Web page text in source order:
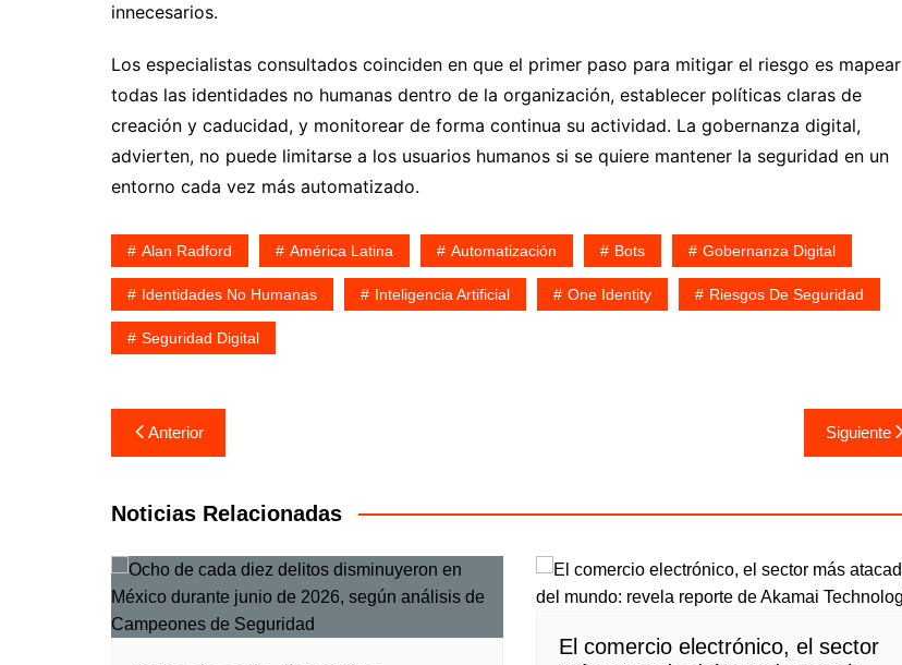
innecesarios.
Los especialistas consultados coinciden en que el primer paso para mitigar el riesgo es mapear
todas las identidades no humanas dentro de la organización, establecer políticas claras de
creación y caducidad, y monitorear de forma continua su actividad. La gobernanza digital,
advierten, no puede limitarse a los usuarios humanos si se quiere mantener la seguridad en un
entorno cada vez más automatizado.
Alan Radford América Latina Automatización Bots Gobernanza Digital
Identidades No Humanas Inteligencia Artificial One Identity Riesgos De Seguridad
Seguridad Digital
Navegación
de
entradas
Anterior Siguiente
Noticias Relacionadas
El comercio electrónico, el sector